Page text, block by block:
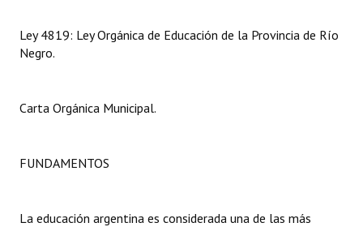
Informes de Unidad Coordinadora
Ejecución Presupuestaria
Comunicaciones
Ley 4819: Ley Orgánica de Educación de la Provincia de Río
Negro.
Carta Orgánica Municipal.
FUNDAMENTOS
La educación argentina es considerada una de las más